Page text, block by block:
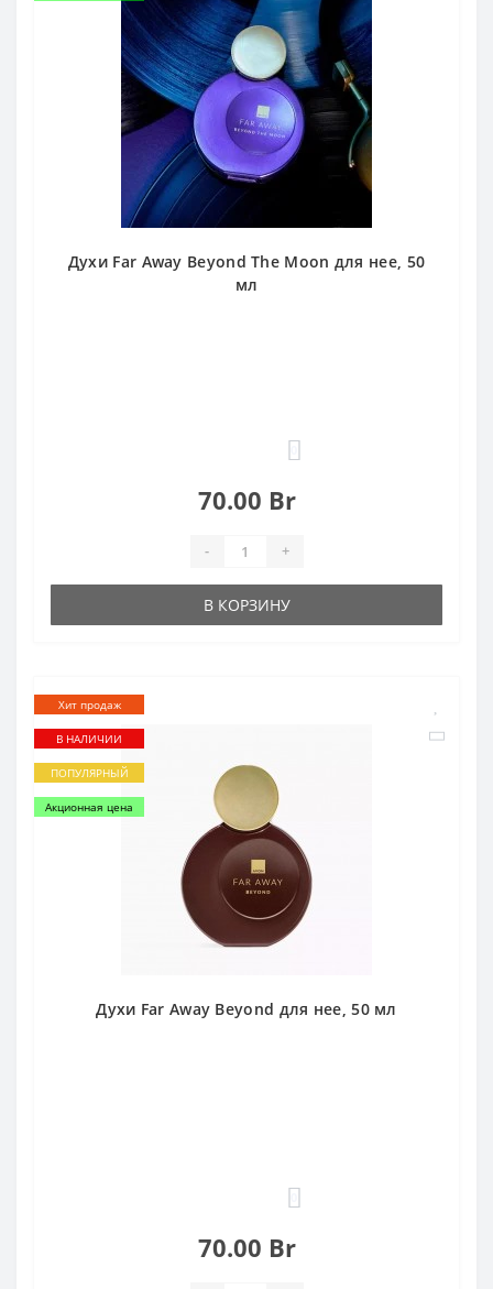
Духи Far Away Beyond The Moon для нее, 50
мл
70.00 Br
- +
В КОРЗИНУ
Хит продаж
В НАЛИЧИИ
ПОПУЛЯРНЫЙ
Акционная цена
Духи Far Away Beyond для нее, 50 мл
70.00 Br